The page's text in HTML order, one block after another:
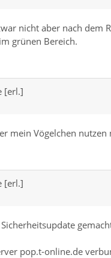
nicht aber nach dem
grünen Bereich.
[erl.]
mein Vögelchen nutzen
[erl.]
pop.t-online.de